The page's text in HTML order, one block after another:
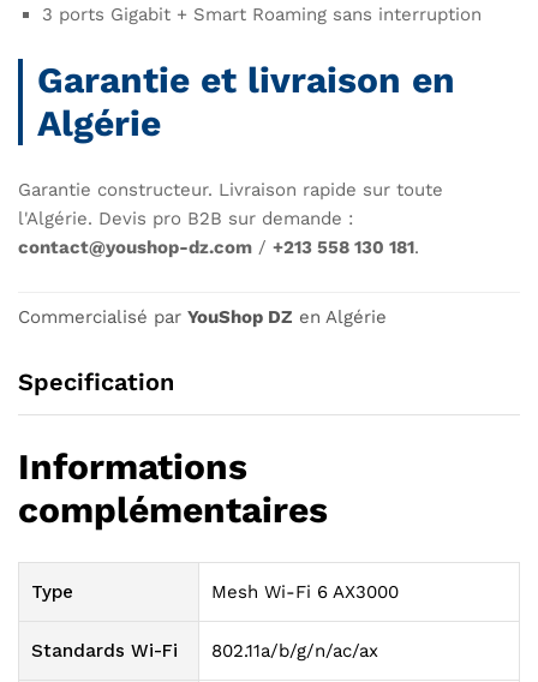
3 ports Gigabit + Smart Roaming sans interruption
Garantie et livraison en
Algérie
Garantie constructeur. Livraison rapide sur toute
l'Algérie. Devis pro B2B sur demande :
contact@youshop-dz.com / +213 558 130 181.
Commercialisé par YouShop DZ en Algérie
Specification
Informations
complémentaires
Type Mesh Wi-Fi 6 AX3000
Standards Wi-Fi 802.11a/b/g/n/ac/ax